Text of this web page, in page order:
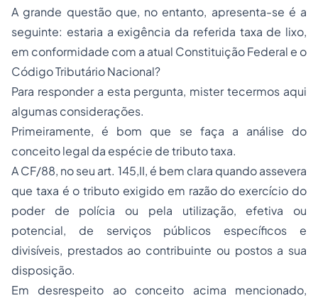
A grande questão que, no entanto, apresenta-se é a
seguinte: estaria a exigência da referida taxa de lixo,
em conformidade com a atual Constituição Federal e o
Código Tributário Nacional?
Para responder a esta pergunta, mister tecermos aqui
algumas considerações.
Primeiramente, é bom que se faça a análise do
conceito legal da espécie de tributo taxa.
A CF/88, no seu art. 145,II, é bem clara quando assevera
que taxa é o tributo exigido em razão do exercício do
poder de polícia ou pela utilização, efetiva ou
potencial, de serviços públicos específicos e
divisíveis, prestados ao contribuinte ou postos a sua
disposição.
Em desrespeito ao conceito acima mencionado,